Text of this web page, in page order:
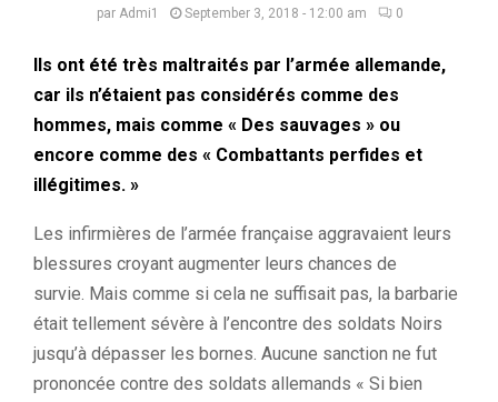
par Admi1 September 3, 2018 - 12:00 am 0
Ils ont été très maltraités par l’armée allemande,
car ils n’étaient pas considérés comme des
hommes, mais comme « Des sauvages » ou
encore comme des « Combattants perfides et
illégitimes. »
Les infirmières de l’armée française aggravaient leurs
blessures croyant augmenter leurs chances de
survie. Mais comme si cela ne suffisait pas, la barbarie
était tellement sévère à l’encontre des soldats Noirs
jusqu’à dépasser les bornes. Aucune sanction ne fut
prononcée contre des soldats allemands « Si bien